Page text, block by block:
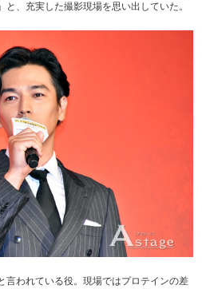
、充実した撮影現場を思い出していた。
言われている役。現場ではプロテインの差